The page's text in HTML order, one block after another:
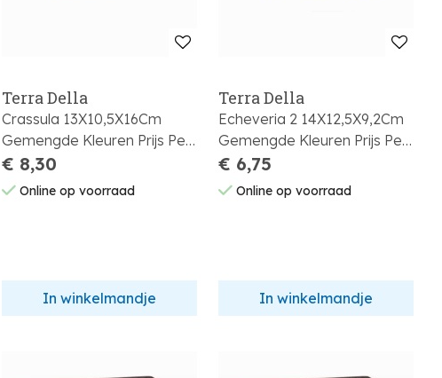
Terra Della
Crassula 13X10,5X16Cm
Gemengde Kleuren Prijs Per
Stuk
€ 8,30
Online op voorraad
In winkelmandje
Terra Della
Echeveria 2 14X12,5X9,2Cm
Gemengde Kleuren Prijs Per
Stuk
€ 6,75
Online op voorraad
In winkelmandje